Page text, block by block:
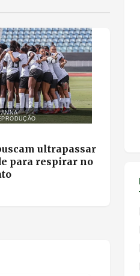
ultrapassar
para respirar no